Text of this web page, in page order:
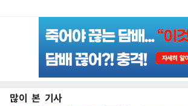
많이 본 기사